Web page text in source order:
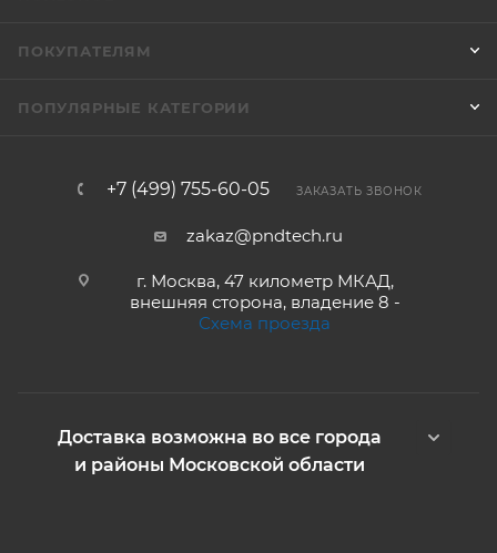
ПОКУПАТЕЛЯМ
ПОПУЛЯРНЫЕ КАТЕГОРИИ
+7 (499) 755-60-05 ЗАКАЗАТЬ ЗВОНОК
zakaz@pndtech.ru
г. Москва, 47 километр МКАД,
внешняя сторона, владение 8 -
Схема проезда
Доставка возможна во все города
и районы Московской области